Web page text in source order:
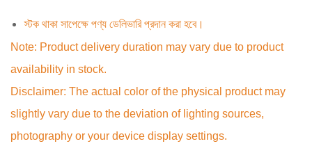
স্টক থাকা সাপেক্ষে পণ্য ডেলিভারি প্রদান করা হবে।
Note: Product delivery duration may vary due to product
availability in stock.
Disclaimer: The actual color of the physical product may
slightly vary due to the deviation of lighting sources,
photography or your device display settings.